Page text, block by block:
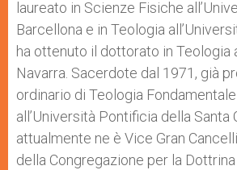
laureato in Scien­ze Fisiche
Barcellona e in Teo­logia
ha ottenuto il dottorato in Teologia
Navarra. Sacer­dote dal 1971, già
ordinario di Teologia
all’Università Pontificia della Santa
attualmente ne è Vice Gran
della Congregazione per la